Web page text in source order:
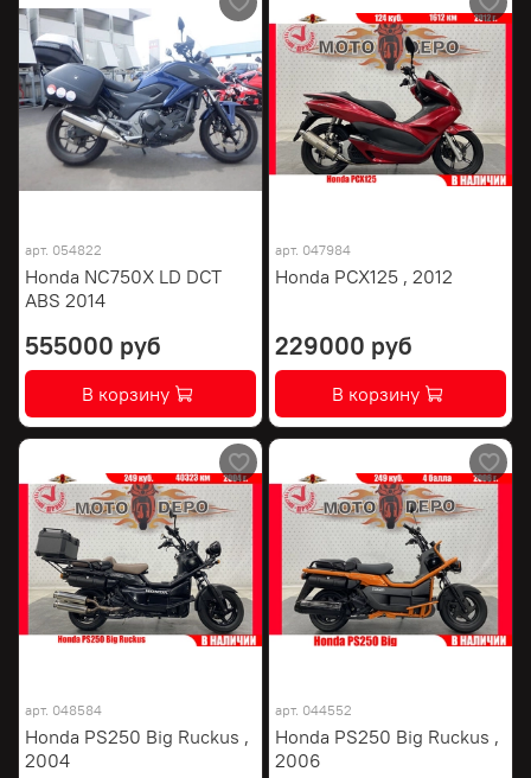
арт. 054822
Honda NC750X LD DCT
ABS 2014
555000 руб
В корзину
арт. 047984
Honda PCX125 , 2012
229000 руб
В корзину
арт. 048584
Honda PS250 Big Ruckus ,
2004
арт. 044552
Honda PS250 Big Ruckus ,
2006